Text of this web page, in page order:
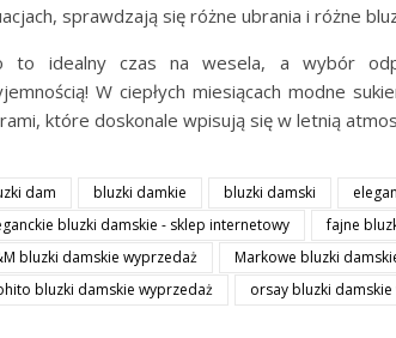
sprawdzają się różne ubrania i różne
to idealny czas na wesela, a wybór
W ciepłych miesiącach modne
które doskonale wpisują się w letnią
dam bluzki damkie bluzki damski
bluzki damskie - sklep internetowy
fajne
bluzki damskie wyprzedaż
Markowe bluzki
bluzki damskie wyprzedaż
orsay bluzki